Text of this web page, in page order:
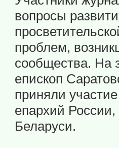
вопросы
проблем,
сообщества. На
епископ
приняли
епархий
Беларуси.